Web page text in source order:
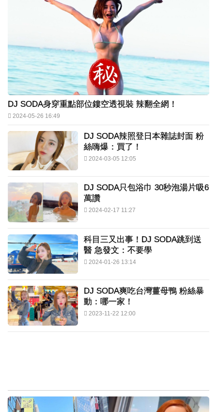
DJ SODA身穿重點部位鏤空透視裝 辣翻全網！
2024-05-26 16:49
DJ SODA辣照登日本雜誌封面 粉
絲嗨爆：買了！
2024-03-05 12:05
DJ SODA只包浴巾 30秒泡湯片吸6
萬讚
2024-02-17 11:27
科目三又出事！DJ SODA跳到送
醫 急發文：不要學
2024-01-26 13:14
DJ SODA爽吃台灣薑母鴨 粉絲暴
動：哪一家！
2023-11-22 12:00